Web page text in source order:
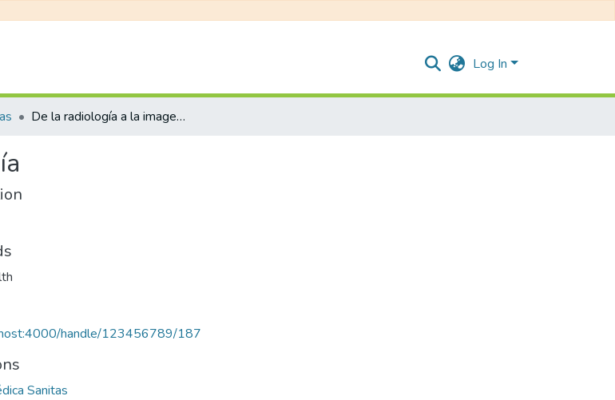
Log In
De la radiología a la imagenología
handle/123456789/187
Sanitas